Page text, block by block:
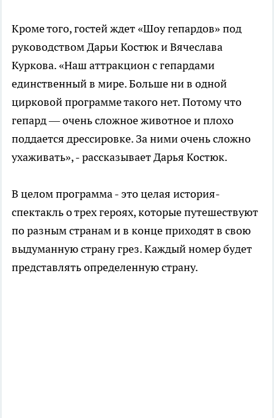
Кроме того, гостей ждет «Шоу гепардов» под
руководством Дарьи Костюк и Вячеслава
Куркова. «Наш аттракцион с гепардами
единственный в мире. Больше ни в одной
цирковой программе такого нет. Потому что
гепард — очень сложное животное и плохо
поддается дрессировке. За ними очень сложно
ухаживать», - рассказывает Дарья Костюк.
В целом программа - это целая история-
спектакль о трех героях, которые путешествуют
по разным странам и в конце приходят в свою
выдуманную страну грез. Каждый номер будет
представлять определенную страну.